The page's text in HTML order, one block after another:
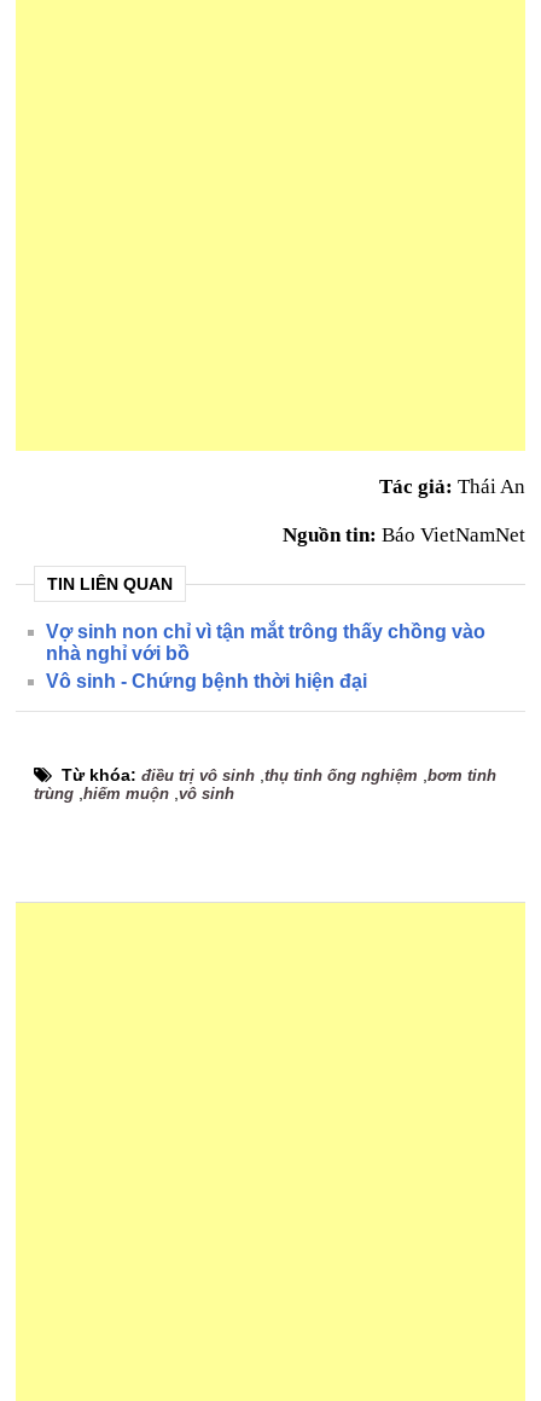
Tác giả: Thái An
Nguồn tin: Báo VietNamNet
TIN LIÊN QUAN
Vợ sinh non chỉ vì tận mắt trông thấy chồng vào
nhà nghỉ với bồ
Vô sinh - Chứng bệnh thời hiện đại
Từ khóa:điều trị vô sinh ,thụ tinh ống nghiệm ,bơm tinh
trùng ,hiếm muộn ,vô sinh